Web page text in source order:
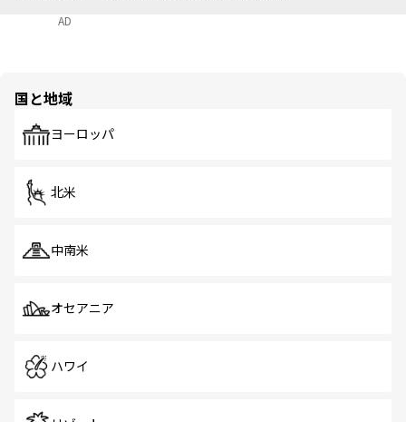
AD
国と地域
ヨーロッパ
北米
中南米
オセアニア
ハワイ